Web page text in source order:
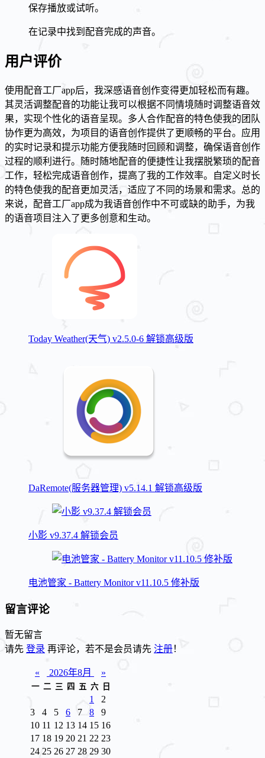
保存播放或试听。
在记录中找到配音完成的声音。
用户评价
使用配音工厂app后，我深感语音创作变得更加轻松而有趣。
其灵活调整配音的功能让我可以根据不同情境随时调整语音效
果，实现个性化的语音呈现。多人合作配音的特色使我的团队
协作更为高效，为项目的语音创作提供了更顺畅的平台。应用
的实时记录和提示功能方便我随时回顾和调整，确保语音创作
过程的顺利进行。随时随地配音的便捷性让我摆脱繁琐的配音
工作，轻松完成语音创作，提高了我的工作效率。自定义时长
的特色使我的配音更加灵活，适应了不同的场景和需求。总的
来说，配音工厂app成为我语音创作中不可或缺的助手，为我
的语音项目注入了更多创意和生动。
Today Weather(天气) v2.5.0-6 解锁高级版
DaRemote(服务器管理) v5.14.1 解锁高级版
小影 v9.37.4 解锁会员
电池管家 - Battery Monitor v11.10.5 修补版
留言评论
暂无留言
请先 登录 再评论，若不是会员请先 注册！
« 2026年8月 »
一 二 三 四 五 六 日
1
2
3
4 5 6 7 8
9
10 11 12 13 14 15 16
17 18 19 20 21 22 23
24 25 26 27 28 29 30